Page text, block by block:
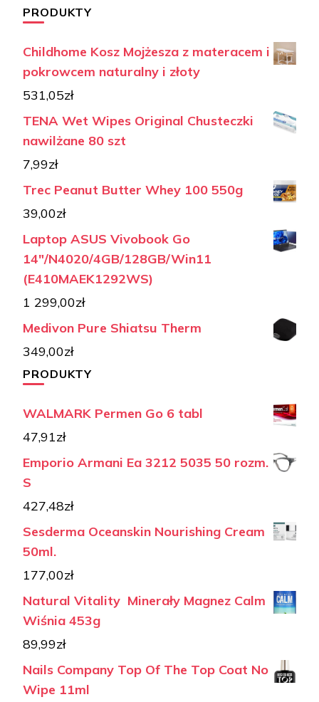
PRODUKTY
Childhome Kosz Mojżesza z materacem i
pokrowcem naturalny i złoty
531,05zł
TENA Wet Wipes Original Chusteczki
nawilżane 80 szt
7,99zł
Trec Peanut Butter Whey 100 550g
39,00zł
Laptop ASUS Vivobook Go
14"/N4020/4GB/128GB/Win11
(E410MAEK1292WS)
1 299,00zł
Medivon Pure Shiatsu Therm
349,00zł
PRODUKTY
WALMARK Permen Go 6 tabl
47,91zł
Emporio Armani Ea 3212 5035 50 rozm.
S
427,48zł
Sesderma Oceanskin Nourishing Cream
50ml.
177,00zł
Natural Vitality Minerały Magnez Calm
Wiśnia 453g
89,99zł
Nails Company Top Of The Top Coat No
Wipe 11ml